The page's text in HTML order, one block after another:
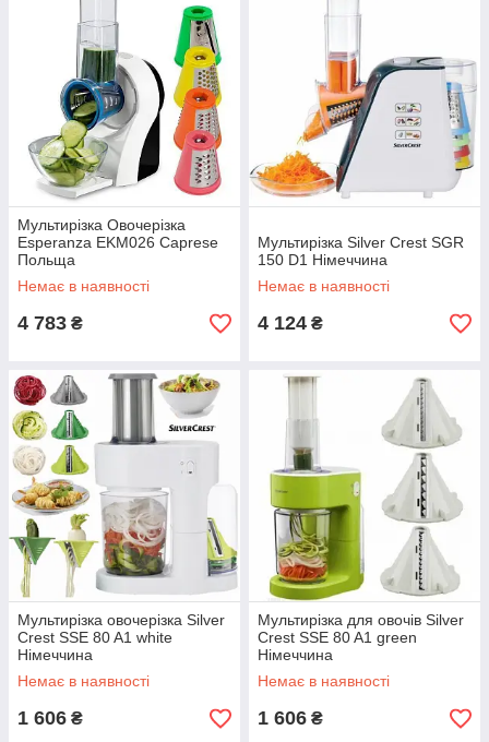
Мультирізка Овочерізка
Esperanza EKM026 Caprese
Польща
Немає в наявності
4 783 ₴
Мультирізка Silver Crest SGR
150 D1 Німеччина
Немає в наявності
4 124 ₴
Мультирізка овочерізка Silver
Crest SSE 80 A1 white
Німеччина
Немає в наявності
1 606 ₴
Мультирізка для овочів Silver
Crest SSE 80 A1 green
Німеччина
Немає в наявності
1 606 ₴